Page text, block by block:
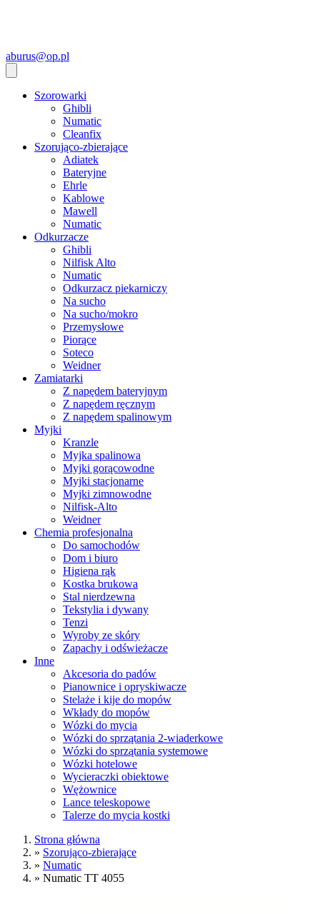
aburus@op.pl
Szorowarki
Ghibli
Numatic
Cleanfix
Szorująco-zbierające
Adiatek
Bateryjne
Ehrle
Kablowe
Mawell
Numatic
Odkurzacze
Ghibli
Nilfisk Alto
Numatic
Odkurzacz piekarniczy
Na sucho
Na sucho/mokro
Przemysłowe
Piorące
Soteco
Weidner
Zamiatarki
Z napędem bateryjnym
Z napędem ręcznym
Z napędem spalinowym
Myjki
Kranzle
Myjka spalinowa
Myjki gorącowodne
Myjki stacjonarne
Myjki zimnowodne
Nilfisk-Alto
Weidner
Chemia profesjonalna
Do samochodów
Dom i biuro
Higiena rąk
Kostka brukowa
Stal nierdzewna
Tekstylia i dywany
Tenzi
Wyroby ze skóry
Zapachy i odświeżacze
Inne
Akcesoria do padów
Pianownice i opryskiwacze
Stelaże i kije do mopów
Wkłady do mopów
Wózki do mycia
Wózki do sprzątania 2-wiaderkowe
Wózki do sprzątania systemowe
Wózki hotelowe
Wycieraczki obiektowe
Wężownice
Lance teleskopowe
Talerze do mycia kostki
Strona główna
» Szorująco-zbierające
» Numatic
» Numatic TT 4055